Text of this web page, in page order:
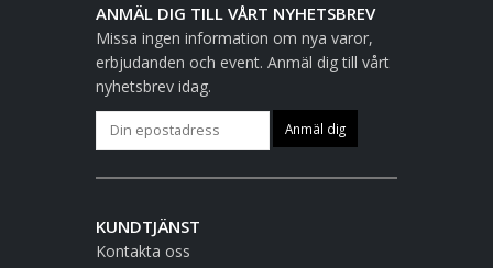
ANMÄL DIG TILL VÅRT NYHETSBREV
Missa ingen information om nya varor,
erbjudanden och event. Anmäl dig till vårt
nyhetsbrev idag.
KUNDTJÄNST
Kontakta oss